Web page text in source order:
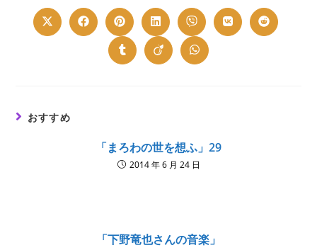
CONTENT
Opens
in
Opens
in
window
Opens
in
a
new
window
Opens
in
a
new
window
Opens
in
a
new
window
Opens
in
Opens
in
Opens
in
Opens
in
Opens
in
おすすめ
「まろわの世を想ふ」29
2014 年 6 月 24 日
「下野竜也さんの音楽」